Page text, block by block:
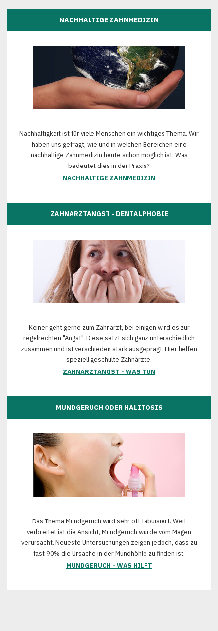
NACHHALTIGE ZAHNMEDIZIN
Nachhaltigkeit ist für viele Menschen ein wichtiges Thema. Wir
haben uns gefragt, wie und in welchen Bereichen eine
nachhaltige Zahnmedizin heute schon möglich ist. Was
bedeutet dies in der Praxis?
NACHHALTIGE ZAHNMEDIZIN
ZAHNARZTANGST - DENTALPHOBIE
Keiner geht gerne zum Zahnarzt, bei einigen wird es zur
regelrechten "Angst". Diese setzt sich ganz unterschiedlich
zusammen und ist verschieden stark ausgeprägt. Hier helfen
speziell geschulte Zahnärzte.
ZAHNARZTANGST - WAS TUN
MUNDGERUCH ODER HALITOSIS
Das Thema Mundgeruch wird sehr oft tabuisiert. Weit
verbreitet ist die Ansicht, Mundgeruch würde vom Magen
verursacht. Neueste Untersuchungen zeigen jedoch, dass zu
fast 90% die Ursache in der Mundhöhle zu finden ist.
MUNDGERUCH - WAS HILFT